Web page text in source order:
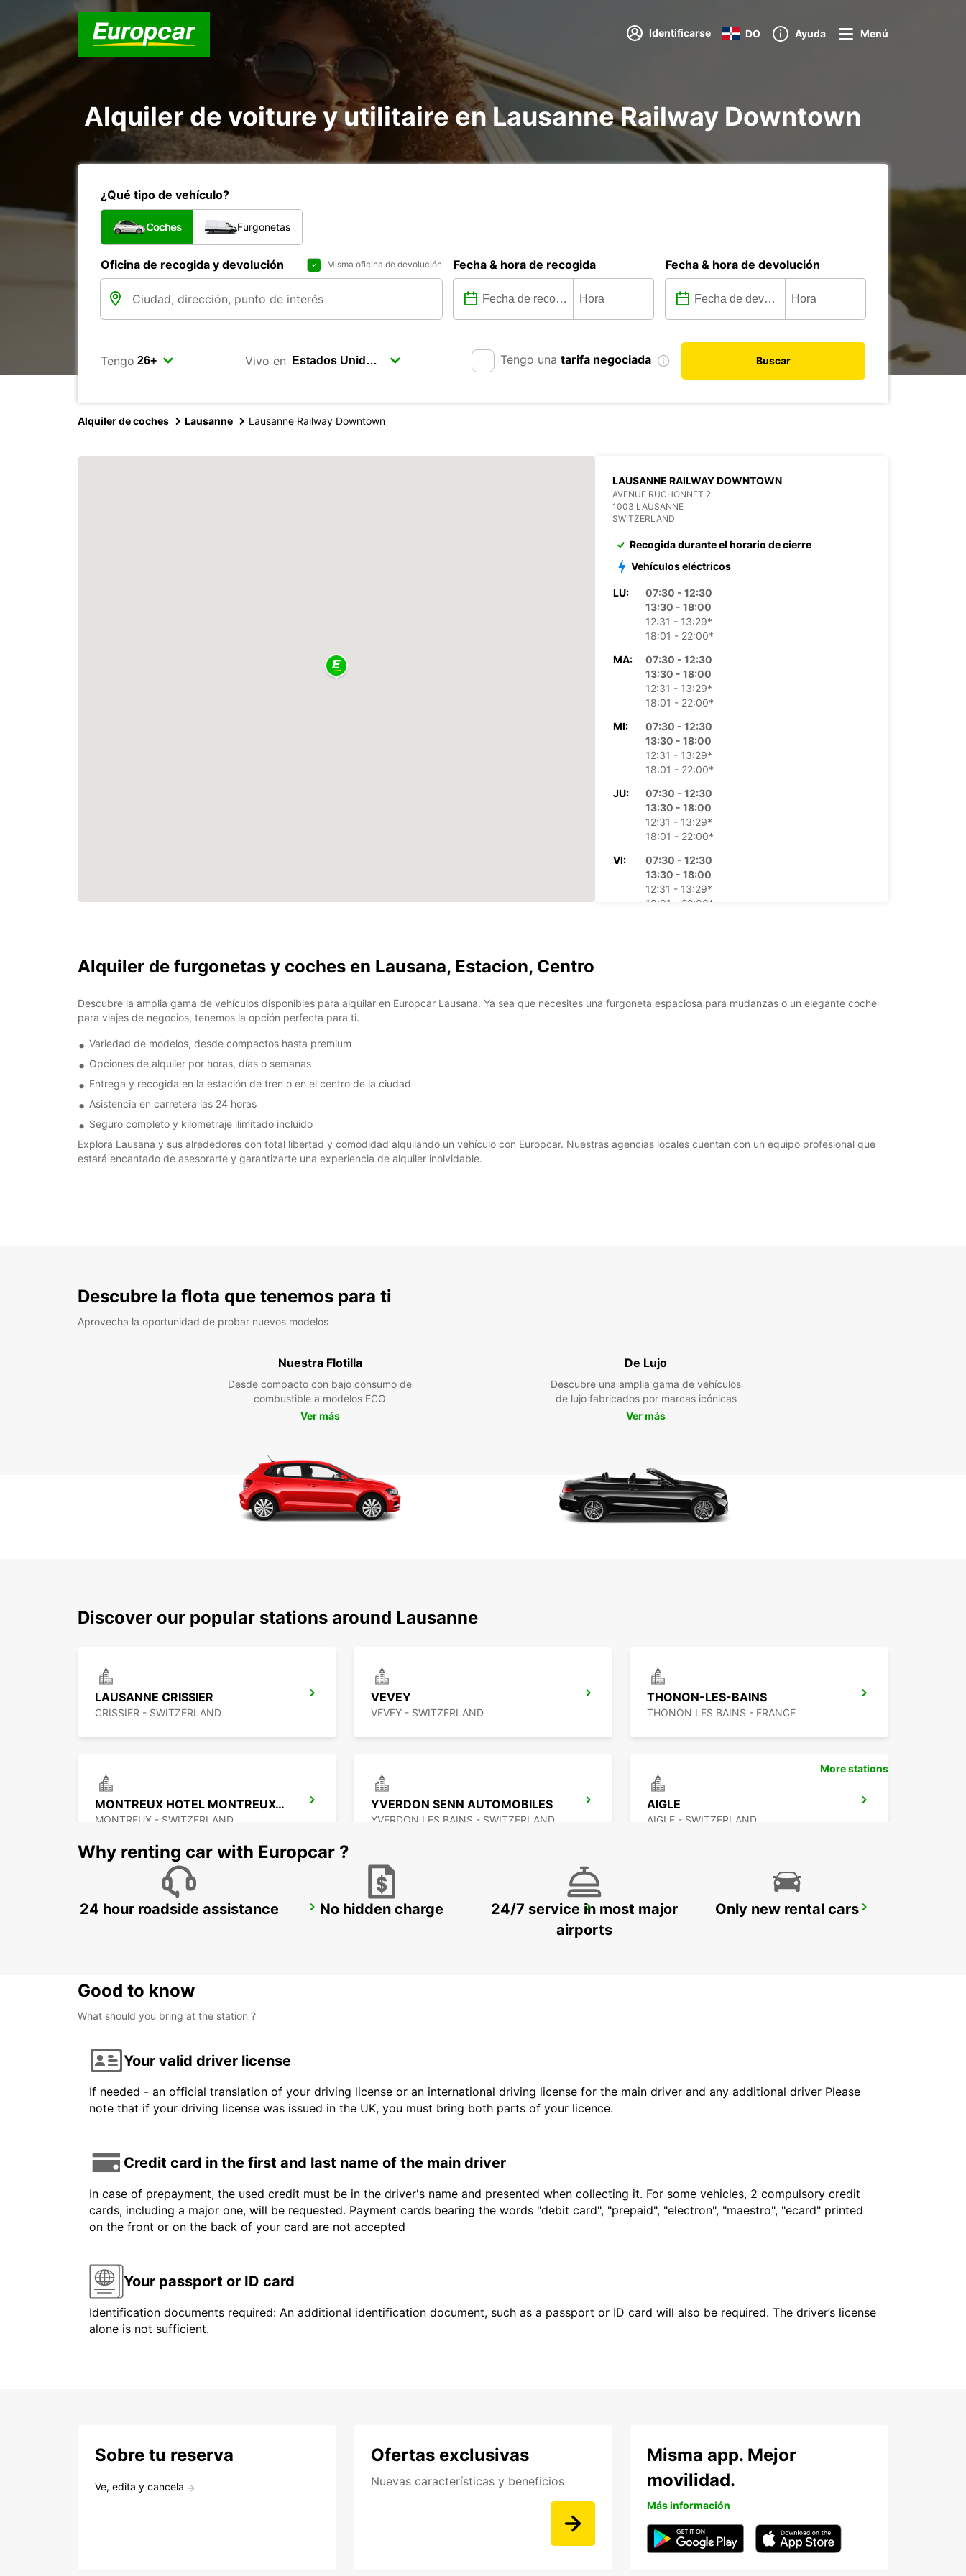
Identificarse DO Ayuda Menú
Alquiler de voiture y utilitaire en Lausanne Railway Downtown
¿Qué tipo de vehículo?
Coches Furgonetas
Oficina de recogida y devolución Misma oficina de devolución Fecha & hora de recogida Fecha & hora de devolución
Tengo Vivo en Tengo una tarifa negociada Buscar
Alquiler de coches Lausanne Lausanne Railway Downtown
LAUSANNE RAILWAY DOWNTOWN
AVENUE RUCHONNET 2
1003 LAUSANNE
SWITZERLAND
Recogida durante el horario de cierre
Vehículos eléctricos
LU:
07:30 - 12:30
13:30 - 18:00
12:31 - 13:29*
18:01 - 22:00*
MA:
07:30 - 12:30
13:30 - 18:00
12:31 - 13:29*
18:01 - 22:00*
MI:
07:30 - 12:30
13:30 - 18:00
12:31 - 13:29*
18:01 - 22:00*
JU:
07:30 - 12:30
13:30 - 18:00
12:31 - 13:29*
18:01 - 22:00*
VI:
07:30 - 12:30
13:30 - 18:00
12:31 - 13:29*
18:01 - 22:00*
Estos horarios de apertura pueden variar debido a los
Alquiler de furgonetas y coches en Lausana, Estacion, Centro
Descubre la amplia gama de vehículos disponibles para alquilar en Europcar Lausana. Ya sea que necesites una furgoneta espaciosa para mudanzas o un elegante coche
para viajes de negocios, tenemos la opción perfecta para ti.
Variedad de modelos, desde compactos hasta premium
Opciones de alquiler por horas, días o semanas
Entrega y recogida en la estación de tren o en el centro de la ciudad
Asistencia en carretera las 24 horas
Seguro completo y kilometraje ilimitado incluido
Explora Lausana y sus alrededores con total libertad y comodidad alquilando un vehículo con Europcar. Nuestras agencias locales cuentan con un equipo profesional que
estará encantado de asesorarte y garantizarte una experiencia de alquiler inolvidable.
Descubre la flota que tenemos para ti
Aprovecha la oportunidad de probar nuevos modelos
Nuestra Flotilla
Desde compacto con bajo consumo de
combustible a modelos ECO
Ver más
De Lujo
Descubre una amplia gama de vehículos
de lujo fabricados por marcas icónicas
Ver más
Discover our popular stations around Lausanne
LAUSANNE CRISSIER
CRISSIER - SWITZERLAND
VEVEY
VEVEY - SWITZERLAND
THONON-LES-BAINS
THONON LES BAINS - FRANCE
MONTREUX HOTEL MONTREUX-PALACE
MONTREUX - SWITZERLAND
YVERDON SENN AUTOMOBILES
YVERDON LES BAINS - SWITZERLAND
AIGLE
AIGLE - SWITZERLAND
NYON BEX GARAGE DU RHONE ANNEMASSE
More stations
Why renting car with Europcar ?
24 hour roadside assistance No hidden charge
24/7 service in most major
airports
Only new rental cars
Good to know
What should you bring at the station ?
Your valid driver license
If needed - an official translation of your driving license or an international driving license for the main driver and any additional driver Please
note that if your driving license was issued in the UK, you must bring both parts of your licence.
Credit card in the first and last name of the main driver
In case of prepayment, the used credit must be in the driver's name and presented when collecting it. For some vehicles, 2 compulsory credit
cards, including a major one, will be requested. Payment cards bearing the words "debit card", "prepaid", "electron", "maestro", "ecard" printed
on the front or on the back of your card are not accepted
Your passport or ID card
Identification documents required: An additional identification document, such as a passport or ID card will also be required. The driver’s license
alone is not sufficient.
Sobre tu reserva
Ve, edita y cancela
Ofertas exclusivas
Nuevas características y beneficios
Misma app. Mejor
movilidad.
Más información